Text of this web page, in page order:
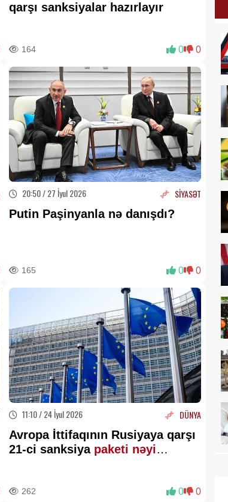
qarşı sanksiyalar hazırlayır
164 0 0
20:50 / 27 İyul 2026 SİYASƏT
Putin Paşinyanla nə danışdı?
165 0 0
11:10 / 24 İyul 2026 DÜNYA
Avropa İttifaqının Rusiyaya qarşı
21-ci sanksiya paketi nəyi
262 0 0